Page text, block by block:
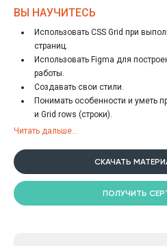
ВЫ НАУЧИТЕСЬ
Использовать CSS Grid при
страниц.
Использовать Figma для
работы.
Создавать свои стили.
Понимать особенности и уметь
и Grid rows (строки).
Понимать и применять на
Выравнивать ячейки грида с
align-items. Выравнивать контент
Читать дальше...
СКАЧАТЬ
ПОЛУЧИТЬ